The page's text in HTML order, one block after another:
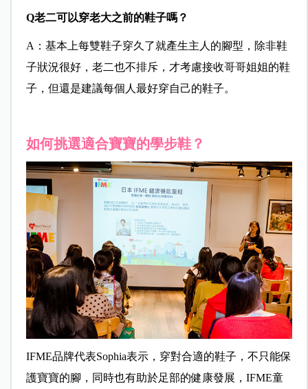
Q老二可以穿老大之前的鞋子嗎？
A：基本上每雙鞋子穿久了就產生主人的腳型，除非鞋
子狀況很好，老二也不排斥，才考慮接收哥哥姐姐的鞋
子，但還是建議每個人最好穿自己的鞋子。
如何挑選適合寶寶的學步鞋？
IFME品牌代表Sophia表示，穿對合適的鞋子，不只能保
護寶寶的腳，同時也有助於足部的健康發展，IFME童